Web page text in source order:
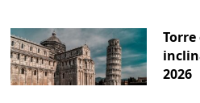
Torre
2026